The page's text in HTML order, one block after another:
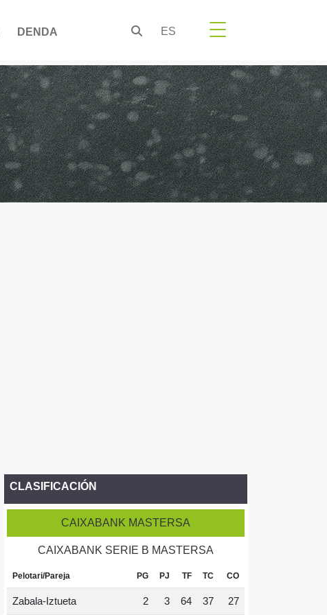
DENDA ES
CLASIFICACIÓN
CAIXABANK MASTERSA
CAIXABANK SERIE B MASTERSA
Pelotari/Pareja PG PJ TF TC CO
Zabala-Iztueta 2 3 64 37 27